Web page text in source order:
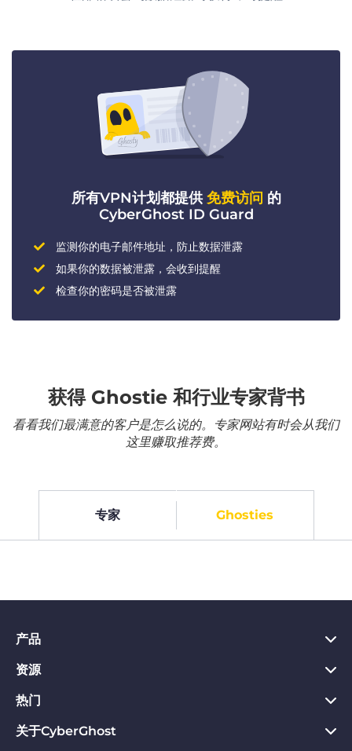
所有VPN计划都提供免费访问 的
CyberGhost ID Guard
监测你的电子邮件地址，防止数据泄露
如果你的数据被泄露，会收到提醒
检查你的密码是否被泄露
获得 Ghostie 和行业专家背书
看看我们最满意的客户是怎么说的。专家网站有时会从我们
这里赚取推荐费。
专家 Ghosties
产品
PC VPN应用
Chrome VPN应用
Mac VPN应用
资源
VPN是什么
Privacy Hub
热门
CyberGhost VPN评价
关于CyberGhost